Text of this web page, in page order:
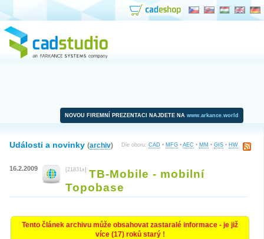
NOVOU FIREMNÍ PREZENTACI NAJDETE NA www.arkance.world
Dle oboru: CAD • MFG • AEC • MM • GIS • HW
Události a novinky (archiv)
16.2.2009 [21831x] TB-Mobile - mobilní
Topobase
Tento článek archivu může obsahovat zastaralé informace - je již
více (17) roků starý !